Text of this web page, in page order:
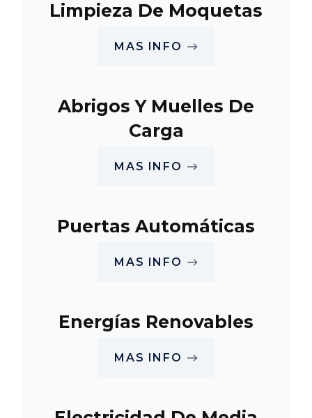
Limpieza De Moquetas
MAS INFO
Abrigos Y Muelles De
Carga
MAS INFO
Puertas Automáticas
MAS INFO
Energías Renovables
MAS INFO